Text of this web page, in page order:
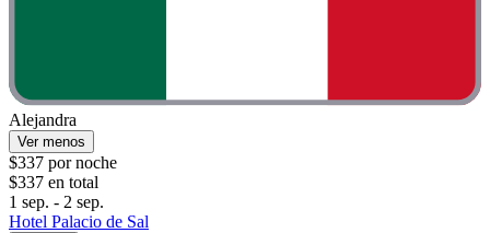
Alejandra
Ver menos
$337 por noche
$337 en total
1 sep. - 2 sep.
Hotel Palacio de Sal